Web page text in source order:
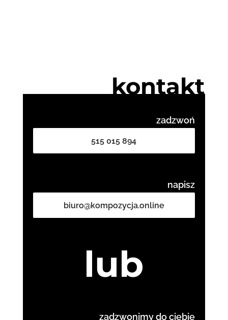
kontakt
zadzwoń
515 015 894
napisz
biuro@kompozycja.online
lub
zadzwonimy do ciebie